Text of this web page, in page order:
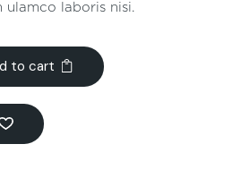
laboris nisi.
to cart